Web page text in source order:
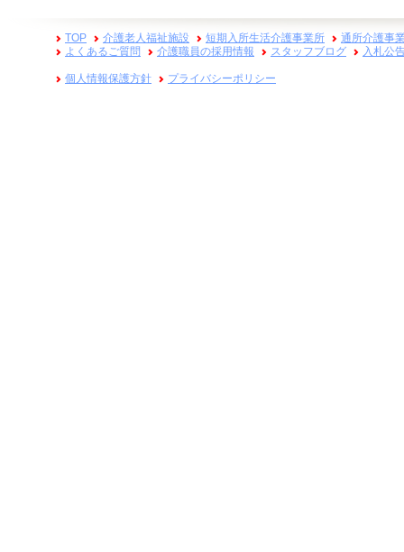
TOP 介護老人福祉施設 短期入所生活介護事業所
通所介護事
よくあるご質問
介護職員の採用情報 スタッフブログ 入札公
個人情報保護方針 プライバシーポリシー